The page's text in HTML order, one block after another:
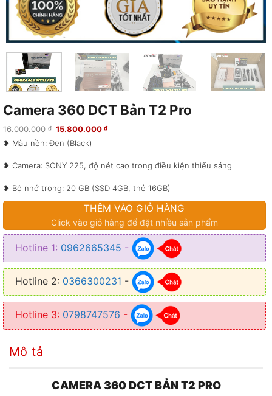
Camera 360 DCT Bản T2 Pro
16.000.000₫
Giá
là:
15.800.000 ₫Giá
15.800.000 ₫.
❥ Màu nền: Đen (Black)
❥ Camera: SONY 225, độ nét cao trong điều kiện thiếu sáng
❥ Bộ nhớ trong: 20 GB (SSD 4GB, thẻ 16GB)
❥ Case: Hợp kim nhôm màu vàngTHÊM VÀO GIỎ HÀNG
Click vào giỏ hàng để đặt nhiều sản phẩm
Hotline 1: 0962665345 -
Hotline 2: 0366300231 -
Hotline 3: 0798747576 -
Mô tả
CAMERA 360 DCT BẢN T2 PRO